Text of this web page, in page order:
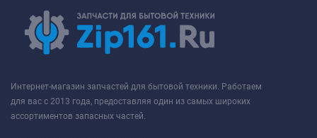
Интернет-магазин запчастей для бытовой техники. Работаем
для вас с 2013 года, предоставляя один из самых широких
ассортиментов запасных частей.